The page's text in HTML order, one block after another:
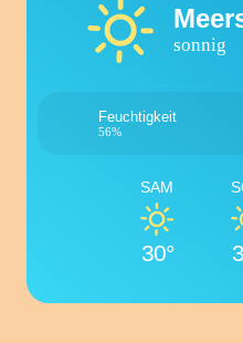
sonnig
Feuchtigkeit
56%
SAM
30°